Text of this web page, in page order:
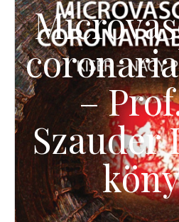
–
Szauder